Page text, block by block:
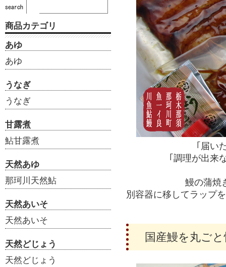
｢届い
｢調理が出来
鰻の蒲焼
別容器に移してラップ
国産鰻を丸ご
商品カテゴリ
あゆ
あゆ
うなぎ
うなぎ
甘露煮
鮎甘露煮
天然あゆ
那珂川天然鮎
天然あいそ
天然あいそ
天然どじょう
天然どじょう